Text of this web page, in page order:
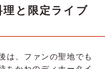
と限定ライブ
は、ファンの聖地でも